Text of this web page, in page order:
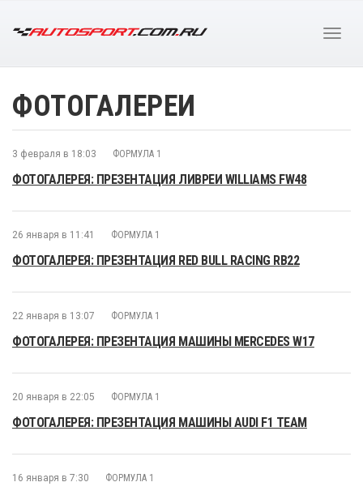
ФОТОГАЛЕРЕИ
3 февраля в 18:03 ФОРМУЛА 1
ФОТОГАЛЕРЕЯ: ПРЕЗЕНТАЦИЯ ЛИВРЕИ WILLIAMS FW48
26 января в 11:41 ФОРМУЛА 1
ФОТОГАЛЕРЕЯ: ПРЕЗЕНТАЦИЯ RED BULL RACING RB22
22 января в 13:07 ФОРМУЛА 1
ФОТОГАЛЕРЕЯ: ПРЕЗЕНТАЦИЯ МАШИНЫ MERCEDES W17
20 января в 22:05 ФОРМУЛА 1
ФОТОГАЛЕРЕЯ: ПРЕЗЕНТАЦИЯ МАШИНЫ AUDI F1 TEAM
16 января в 7:30 ФОРМУЛА 1